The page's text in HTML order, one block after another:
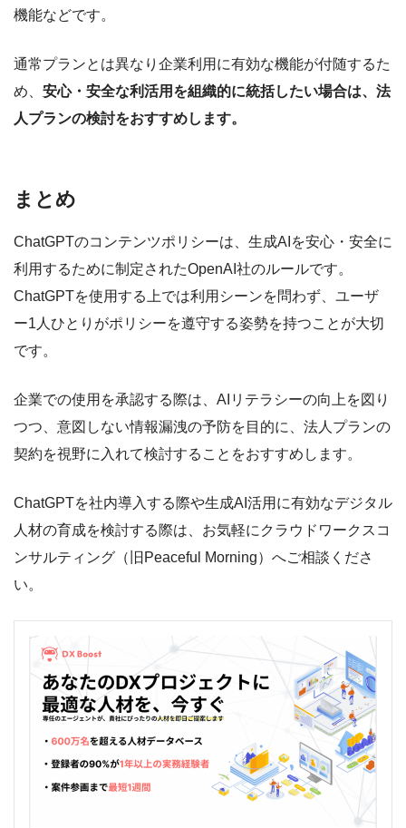
機能などです。
通常プランとは異なり企業利用に有効な機能が付随するた
め、 安心・安全な利活用を組織的に統括したい場合は、法
人プランの検討をおすすめします。
まとめ
ChatGPTのコンテンツポリシーは、生成AIを安心・安全に
利用するために制定されたOpenAI社のルールです。
ChatGPTを使用する上では利用シーンを問わず、ユーザ
ー1人ひとりがポリシーを遵守する姿勢を持つことが大切
です。
企業での使用を承認する際は、AIリテラシーの向上を図り
つつ、意図しない情報漏洩の予防を目的に、法人プランの
契約を視野に入れて検討することをおすすめします。
ChatGPTを社内導入する際や生成AI活用に有効なデジタル
人材の育成を検討する際は、お気軽にクラウドワークスコ
ンサルティング（旧Peaceful Morning）へご相談くださ
い。